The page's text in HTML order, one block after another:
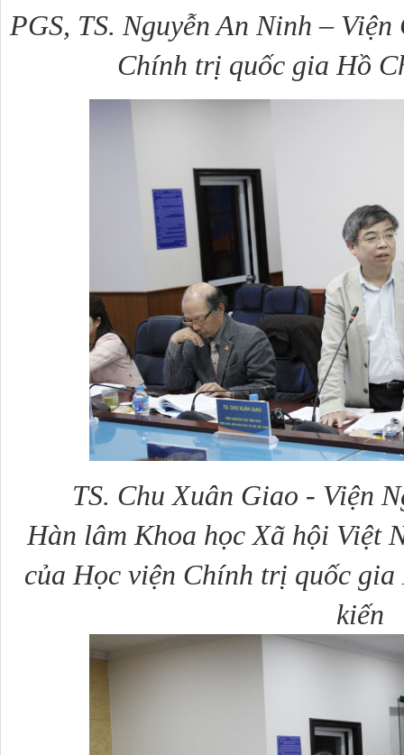
PGS, TS. Nguyễn An Ninh –
Chính trị quốc gia Hồ
TS. Chu Xuân Giao - Viện
Hàn lâm Khoa học Xã hội Việt
của Học viện Chính trị quốc
kiến